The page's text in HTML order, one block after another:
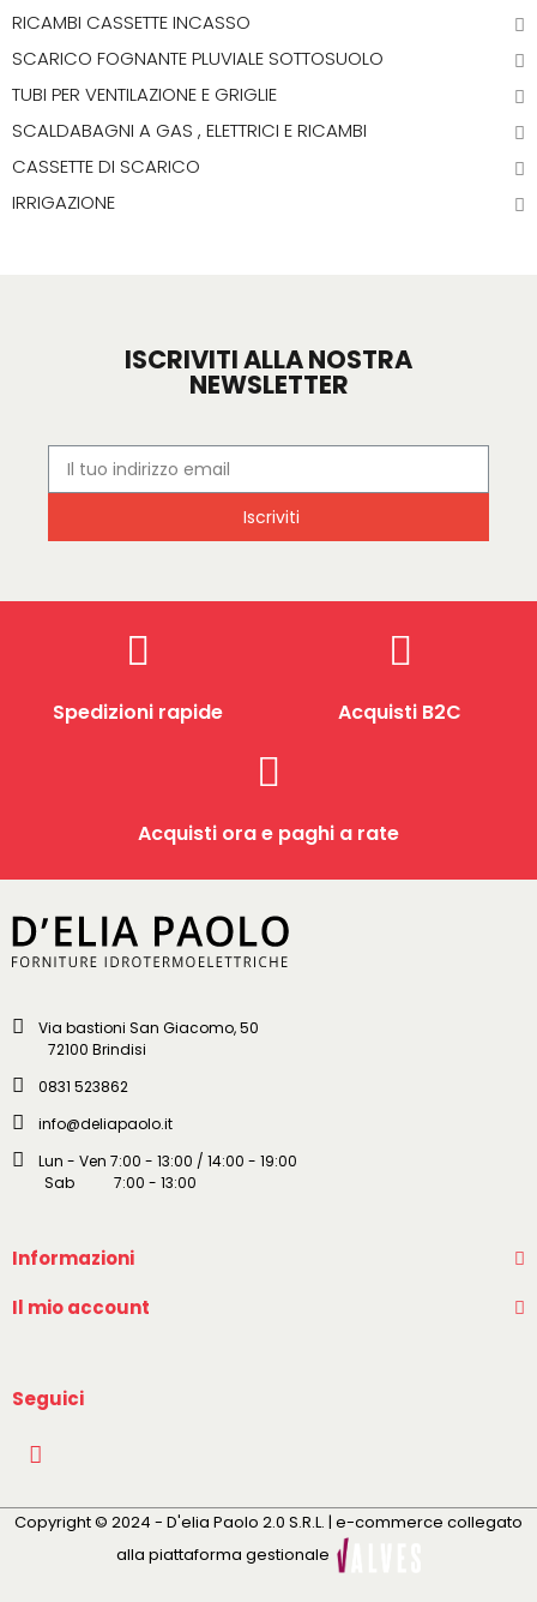
RICAMBI CASSETTE INCASSO
SCARICO FOGNANTE PLUVIALE SOTTOSUOLO
TUBI PER VENTILAZIONE E GRIGLIE
SCALDABAGNI A GAS , ELETTRICI E RICAMBI
CASSETTE DI SCARICO
IRRIGAZIONE
ISCRIVITI ALLA NOSTRA
NEWSLETTER
Iscriviti
Spedizioni rapide Acquisti B2C
Acquisti ora e paghi a rate
Via bastioni San Giacomo, 50
72100 Brindisi
0831 523862
info@deliapaolo.it
Lun - Ven 7:00 - 13:00 / 14:00 - 19:00
Sab 7:00 - 13:00
Informazioni
Il mio account
Seguici
Copyright © 2024 - D'elia Paolo 2.0 S.R.L. | e-commerce collegato
alla piattaforma gestionale